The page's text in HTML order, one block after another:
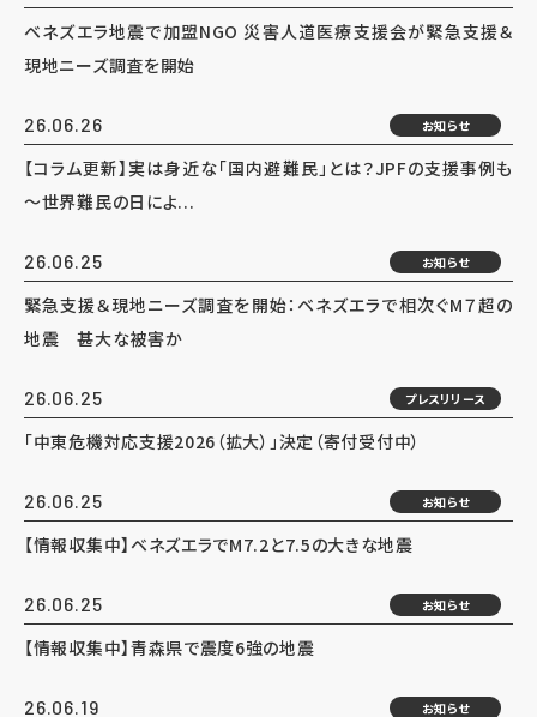
ベネズエラ地震で加盟NGO 災害人道医療支援会が緊急支援＆
現地ニーズ調査を開始
26.06.26 お知らせ
【コラム更新】実は身近な「国内避難民」とは？JPFの支援事例も
～世界難民の日によ...
26.06.25 お知らせ
緊急支援＆現地ニーズ調査を開始：ベネズエラで相次ぐM７超の
地震 甚大な被害か
26.06.25 プレスリリース
「中東危機対応支援2026（拡大）」決定（寄付受付中）
26.06.25 お知らせ
【情報収集中】ベネズエラでM7.2と7.5の大きな地震
26.06.25 お知らせ
【情報収集中】青森県で震度6強の地震
26.06.19 お知らせ